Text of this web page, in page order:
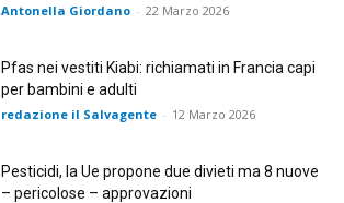
Antonella Giordano - 22 Marzo 2026
Pfas nei vestiti Kiabi: richiamati in Francia capi
per bambini e adulti
redazione il Salvagente - 12 Marzo 2026
Pesticidi, la Ue propone due divieti ma 8 nuove
– pericolose – approvazioni